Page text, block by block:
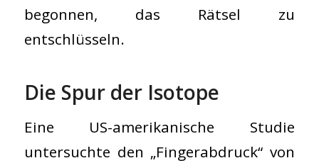
begonnen, das Rätsel zu
entschlüsseln.
Die Spur der Isotope
Eine US-amerikanische Studie
untersuchte den „Fingerabdruck“ von